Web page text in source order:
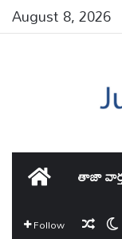
August 8, 2026
తాజా
Follow